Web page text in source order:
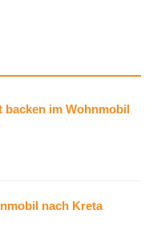
backen im Wohnmobil
nach Kreta